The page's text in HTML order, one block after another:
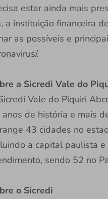
estar ainda mais
a instituição financeira
as possíveis e
.
a Sicredi Vale do
Vale do Piquiri
de história e mais
43 cidades no
a capital paulista
sendo 52 no
o Sicredi